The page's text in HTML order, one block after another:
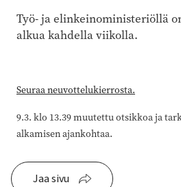
Työ- ja elinkeinoministeriöllä
alkua kahdella viikolla.
Seuraa neuvottelukierrosta.
9.3. klo 13.39 muutettu otsikkoa ja
alkamisen ajankohtaa.
Jaa sivu